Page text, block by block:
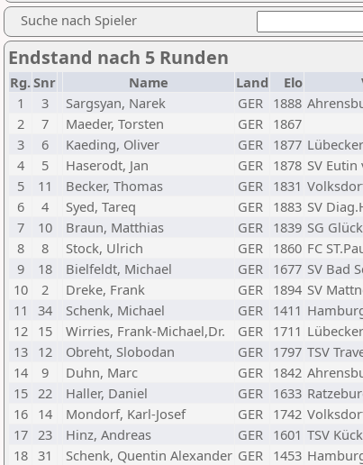
Suche nach Spieler
Endstand nach 5 Runden
Rg.Snr Name Land Elo
1
3 Sargsyan, Narek GER 1888
2
7 Maeder, Torsten GER 1867
3
6 Kaeding, Oliver GER 1877
4
5 Haserodt, Jan GER 1878 SV Eutin
5
11 Becker, Thomas GER 1831
6
4 Syed, Tareq GER 1883 SV
7
10 Braun, Matthias GER 1839 SG
8
8 Stock, Ulrich GER 1860 FC
9
18 Bielfeldt, Michael GER 1677 SV Bad
10
2 Dreke, Frank GER 1894 SV
11
34 Schenk, Michael GER 1411
12 15 Wirries, Frank-Michael,Dr. GER 1711
13 12 Obreht, Slobodan GER 1797 TSV
14
9 Duhn, Marc GER 1842
15 22 Haller, Daniel GER 1633
16 14 Mondorf, Karl-Josef GER 1742
17 23 Hinz, Andreas GER 1601 TSV
18 31 Schenk, Quentin Alexander GER 1453